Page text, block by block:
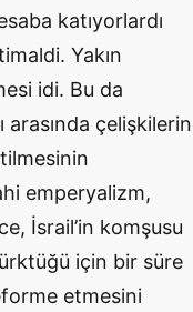
katıyorlardı
Yakın
idi. Bu da
çelişkilerin
emperyalizm,
İsrail’in komşusu
için bir süre
etmesini